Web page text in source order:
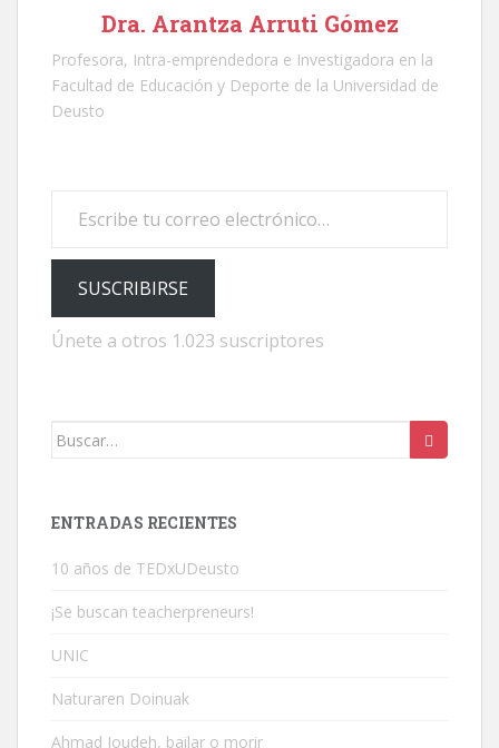
Dra. Arantza Arruti Gómez
Profesora, Intra-emprendedora e Investigadora en la
Facultad de Educación y Deporte de la Universidad de
Deusto
SUSCRIBIRSE
Únete a otros 1.023 suscriptores
Buscar:
ENTRADAS RECIENTES
10 años de TEDxUDeusto
¡Se buscan teacherpreneurs!
UNIC
Naturaren Doinuak
Ahmad Joudeh, bailar o morir